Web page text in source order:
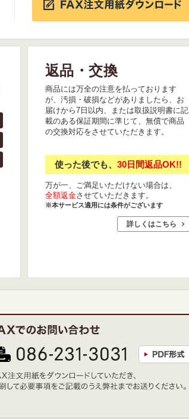
返品・交換
商品には万全の注意を払っております
が、汚損・破損などがありましたら、お
届けから7日以内、または取扱説明書に記
載のある保証期間に準じて、無償で商品
の交換対応をさせていただきます。
使った後でも、 30日間返品OK!!
万が一、ご満足いただけない場合は、
全額返金させていただきます。
※本サービス適用には条件がございます
詳しくはこちら